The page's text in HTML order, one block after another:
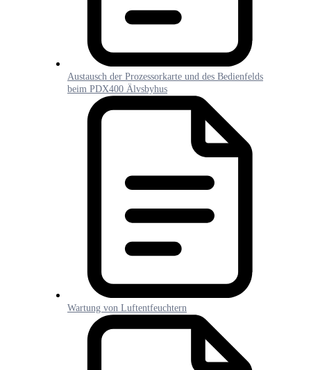
Austausch der Prozessorkarte und des Bedienfelds
beim PDX400 Älvsbyhus
Wartung von Luftentfeuchtern